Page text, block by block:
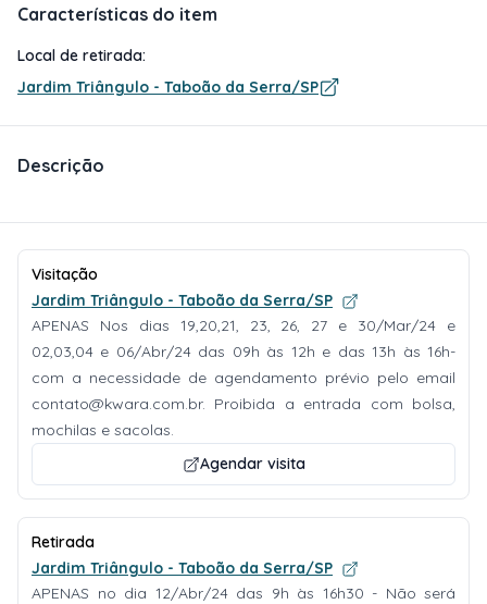
Características do item
Local de retirada:
Jardim Triângulo - Taboão da Serra/SP
Descrição
Visitação
Jardim Triângulo - Taboão da Serra/SP
APENAS Nos dias 19,20,21, 23, 26, 27 e 30/Mar/24 e
02,03,04 e 06/Abr/24 das 09h às 12h e das 13h às 16h-
com a necessidade de agendamento prévio pelo email
contato@kwara.com.br. Proibida a entrada com bolsa,
mochilas e sacolas.
Agendar visita
Retirada
Jardim Triângulo - Taboão da Serra/SP
APENAS no dia 12/Abr/24 das 9h às 16h30 - Não será